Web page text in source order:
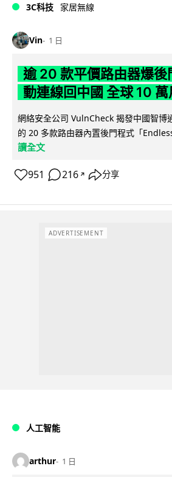
3C科技 家居無線
Vin 1 日
逾 20 款平價路由器爆後
動連線回中國 全球 10
網絡安全公司 VulnCheck 揭發中國智
的 20 多款路由器內置後門程式「
讀全文
951 216 ↗ 分享
ADVERTISEMENT
人工智能
arthur 1 日